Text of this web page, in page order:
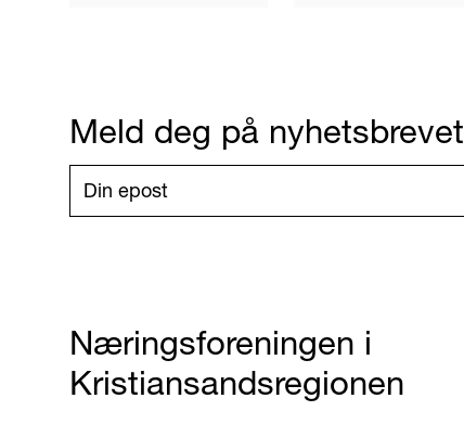
Meld deg på nyhetsbrevet
Næringsforeningen i
Kristiansandsregionen